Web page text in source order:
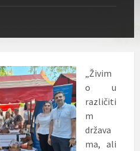
„Živim
o u
različiti
m
država
ma, ali